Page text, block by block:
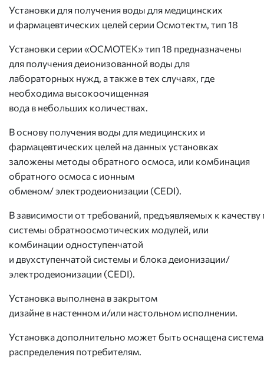
Установки для получения воды для медицинских
и фармацевтических целей серии Осмотектм, тип 18
Установки серии «ОСМОТЕК» тип 18 предназначены
для получения деионизованной воды для
лабораторных нужд, а также в тех случаях, где
необходима высокоочищенная
вода в небольших количествах.
В основу получения воды для медицинских и
фармацевтических целей на данных установках
заложены методы обратного осмоса, или комбинация
обратного осмоса с ионным
обменом/ электродеионизации (CEDI).
В зависимости от требований, предъявляемых к
системы обратноосмотических модулей, или
комбинации одноступенчатой
и двухступенчатой системы и блока деионизации/
электродеионизации (CEDI).
Установка выполнена в закрытом
дизайне в настенном и/или настольном исполнении.
Установка дополнительно может быть оснащена
распределения потребителям.